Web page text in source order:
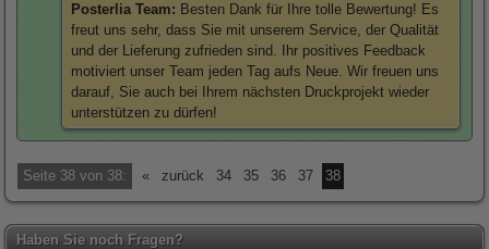
Posterlia Team: Besten Dank für Ihre tolle Bewertung! Es
freut uns sehr, dass Sie mit unserem Service, der Qualität
und der Lieferung zufrieden sind. Ihr positives Feedback
motiviert unser Team jeden Tag aufs Neue. Wir freuen uns
darauf, Sie auch bei Ihrem nächsten Druckprojekt wieder
unterstützen zu dürfen!
Seite 38 von 38: « zurück 34 35 36 37 38
Haben Sie noch Fragen?